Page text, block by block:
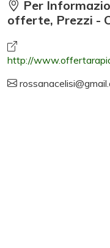
Per
offerte, Prezzi -
http://